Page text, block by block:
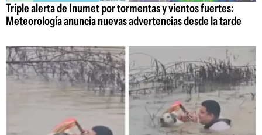
Triple alerta de Inumet por tormentas y vientos fuertes:
Meteorología anuncia nuevas advertencias desde la tarde